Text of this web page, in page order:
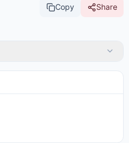
Copy Share